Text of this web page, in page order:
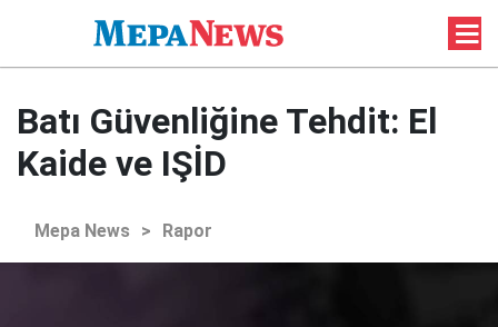
Batı Güvenliğine Tehdit: El
Kaide ve IŞİD
Mepa News > Rapor